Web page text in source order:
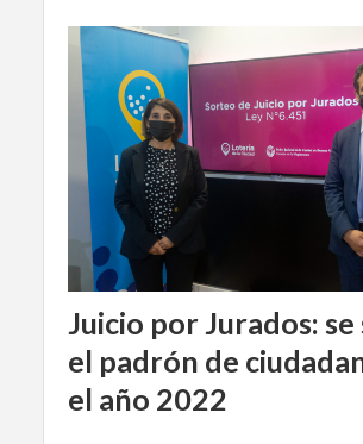
Juicio por Jurados:
el padrón de
el año 2022